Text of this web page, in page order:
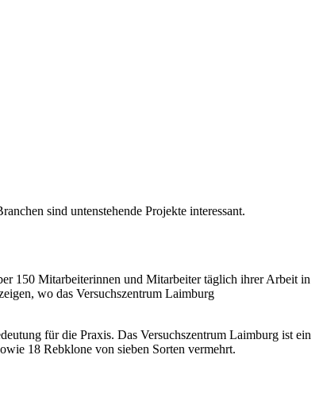
sind untenstehende Projekte interessant.
150 Mitarbeiterinnen und Mitarbeiter täglich ihrer Arbeit in
wo das Versuchszentrum Laimburg
für die Praxis. Das Versuchszentrum Laimburg ist ein
18 Rebklone von sieben Sorten vermehrt.